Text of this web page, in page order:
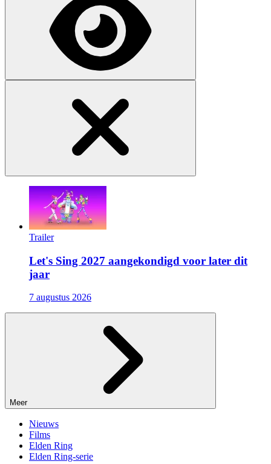
Trailer
Let's Sing 2027 aangekondigd voor later dit
jaar
7 augustus 2026
Meer
Nieuws
Films
Elden Ring
Elden Ring-serie